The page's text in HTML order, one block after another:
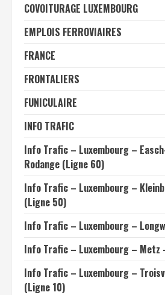
COVOITURAGE LUXEMBOURG
EMPLOIS FERROVIAIRES
FRANCE
FRONTALIERS
FUNICULAIRE
INFO TRAFIC
Info Trafic – Luxembourg –
Rodange (Ligne 60)
Info Trafic – Luxembourg –
(Ligne 50)
Info Trafic – Luxembourg –
Info Trafic – Luxembourg – Metz
Info Trafic – Luxembourg –
(Ligne 10)